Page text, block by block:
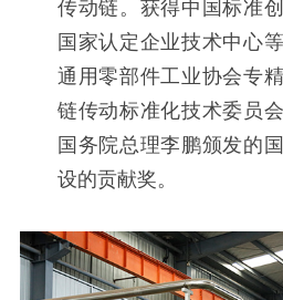
传动链。获得中国标准
国家认定企业技术中心
通用零部件工业协会专
链传动标准化技术委员
国务院总理李鹏颁发的
设的贡献奖。